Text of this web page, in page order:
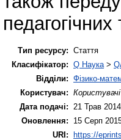
Тип ресурсу: Стаття
Класифікатор: Q Наука >
Відділи: Фізико-
Користувач:
Дата подачі:
21 Трав
Оновлення:
15 Серп
URI: https://